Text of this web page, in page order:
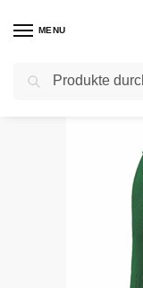
MENU
Start Eine Alternative /